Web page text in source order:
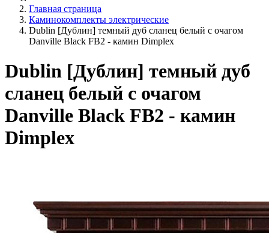
Главная страница
Каминокомплекты электрические
Dublin [Дублин] темный дуб сланец белый с очагом
Danville Black FB2 - камин Dimplex
Dublin [Дублин] темный дуб
сланец белый с очагом
Danville Black FB2 - камин
Dimplex